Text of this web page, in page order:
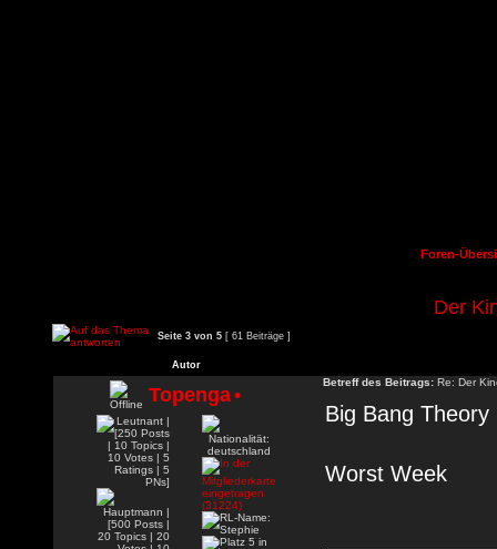
Foren-
Der
Seite 3 von 5 [ 61 Beiträge ]
Autor
Topenga•
Betreff des Beitrags: Re: Der
Big Bang Theory
Worst Week